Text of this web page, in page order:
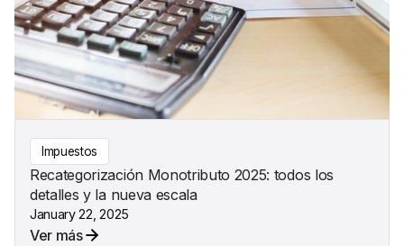
Impuestos
Recategorización Monotributo 2025: todos los
detalles y la nueva escala
January 22, 2025
Ver más